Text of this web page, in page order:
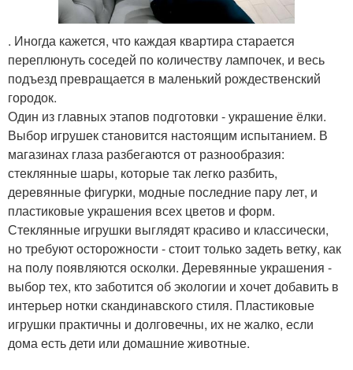
. Иногда кажется, что каждая квартира старается
переплюнуть соседей по количеству лампочек, и весь
подъезд превращается в маленький рождественский
городок.
Один из главных этапов подготовки - украшение ёлки.
Выбор игрушек становится настоящим испытанием. В
магазинах глаза разбегаются от разнообразия:
стеклянные шары, которые так легко разбить,
деревянные фигурки, модные последние пару лет, и
пластиковые украшения всех цветов и форм.
Стеклянные игрушки выглядят красиво и классически,
но требуют осторожности - стоит только задеть ветку, как
на полу появляются осколки. Деревянные украшения -
выбор тех, кто заботится об экологии и хочет добавить в
интерьер нотки скандинавского стиля. Пластиковые
игрушки практичны и долговечны, их не жалко, если
дома есть дети или домашние животные.